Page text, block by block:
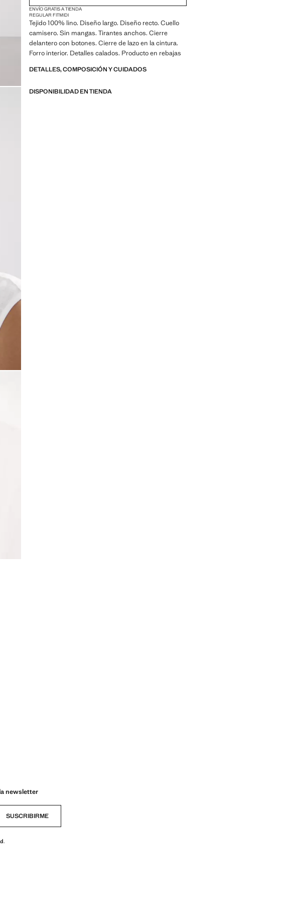
ENVÍO GRATIS A TIENDA
REGULAR FITMIDI
Tejido 100% lino. Diseño largo. Diseño recto. Cuello
camisero. Sin mangas. Tirantes anchos. Cierre
delantero con botones. Cierre de lazo en la cintura.
Forro interior. Detalles calados. Producto en rebajas
DETALLES, COMPOSICIÓN Y CUIDADOS
DISPONIBILIDAD EN TIENDA
newsletter
SUSCRIBIRME
.